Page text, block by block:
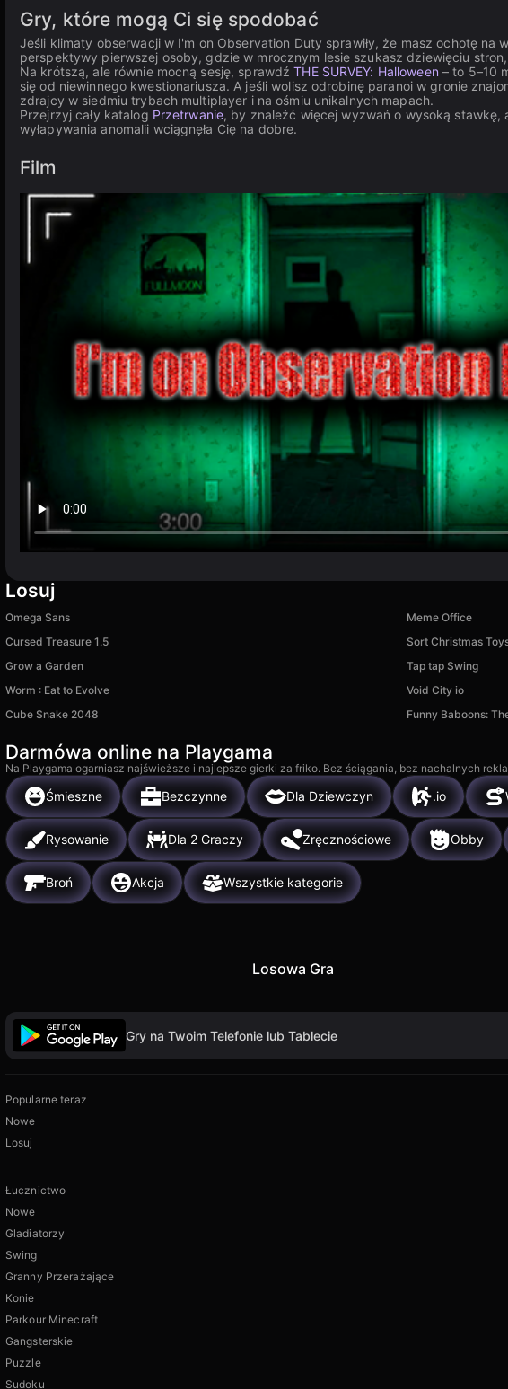
Gry, które mogą Ci się spodobać
Jeśli klimaty obserwacji w I'm on Observation Duty sprawiły, że masz ochotę na
perspektywy pierwszej osoby, gdzie w mrocznym lesie szukasz dziewięciu
Na krótszą, ale równie mocną sesję, sprawdźTHE SURVEY: Halloween – to 5–10
się od niewinnego kwestionariusza. A jeśli wolisz odrobinę paranoi w gronie
zdrajcy w siedmiu trybach multiplayer i na ośmiu unikalnych mapach.
Przejrzyj cały katalog Przetrwanie, by znaleźć więcej wyzwań o wysoką
wyłapywania anomalii wciągnęła Cię na dobre.
Film
Losuj
Omega Sans Meme Office
Cursed Treasure 1.5
Sort Christmas
Grow a Garden
Tap tap Swing
Worm : Eat to Evolve
Void City io
Cube Snake 2048
Funny Baboons:
Darmówa online na Playgama
Na Playgama ogarniasz najświeższe i najlepsze gierki za friko. Bez ściągania, bez nachalnych
Śmieszne Bezczynne Dla Dziewczyn .io
Rysowanie Dla 2 Graczy Zręcznościowe Obby
Broń Akcja Wszystkie kategorie
Losowa Gra
Gry na Twoim Telefonie lub Tablecie
Popularne teraz
Nowe
Losuj
Łucznictwo
Nowe
Gladiatorzy
Swing
Granny Przerażające
Konie
Parkour Minecraft
Gangsterskie
Puzzle
Sudoku